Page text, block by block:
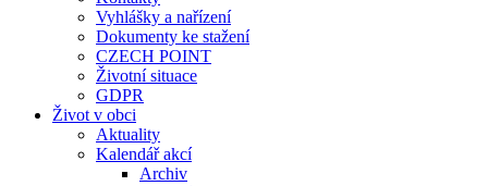
Vyhlášky a nařízení
Dokumenty ke stažení
CZECH POINT
Životní situace
GDPR
Život v obci
Aktuality
Kalendář akcí
Archiv